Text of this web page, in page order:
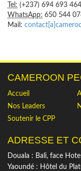
Tel: (+237) 694 693
WhatsApp: 650 544
Mail:
CAMEROON
Accueil
Nos Leaders
Soutenir le CPP
ADRESSE ET
Douala : Bali, face
Yaoundé : Hôtel du